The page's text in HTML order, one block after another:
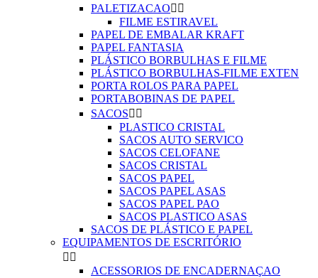
PALETIZACAO 
FILME ESTIRAVEL
PAPEL DE EMBALAR KRAFT
PAPEL FANTASIA
PLÁSTICO BORBULHAS E FILME
PLÁSTICO BORBULHAS-FILME EXTEN
PORTA ROLOS PARA PAPEL
PORTABOBINAS DE PAPEL
SACOS 
PLASTICO CRISTAL
SACOS AUTO SERVICO
SACOS CELOFANE
SACOS CRISTAL
SACOS PAPEL
SACOS PAPEL ASAS
SACOS PAPEL PAO
SACOS PLASTICO ASAS
SACOS DE PLÁSTICO E PAPEL
EQUIPAMENTOS DE ESCRITÓRIO
 
ACESSORIOS DE ENCADERNAÇAO